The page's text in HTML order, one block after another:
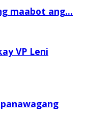
maabot ang...
VP Leni